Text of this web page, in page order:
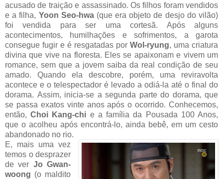
acusado de traição e assassinado. Os filhos foram vendidos
e a filha, Yoon Seo-hwa (que era objeto de desjo do vilão)
foi vendida para ser uma cortesã. Após alguns
acontecimentos, humilhações e sofrimentos, a garota
consegue fugir e é resgatadas por Wol-ryung, uma criatura
divina que vive na floresta. Eles se apaixonam e vivem um
romance, sem que a jovem saiba da real condição de seu
amado. Quando ela descobre, porém, uma reviravolta
acontece e o telespectador é levado a odiá-la até o final do
dorama. Assim, inicia-se a segunda parte do dorama, que
se passa exatos vinte anos após o ocorrido. Conhecemos,
então, Choi Kang-chi e a família da Pousada 100 Anos,
que o acolheu após encontrá-lo, ainda bebê, em um cesto
abandonado no rio.
E, mais uma vez
temos o desprazer
de ver Jo Gwan-
woong (o maldito